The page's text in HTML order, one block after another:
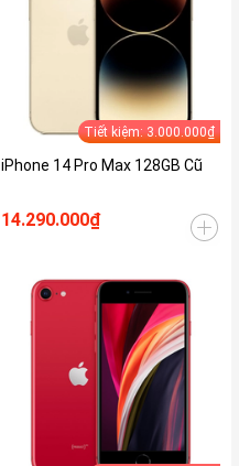
Tiết kiệm: 3.000.000₫
iPhone 14 Pro Max 128GB Cũ
14.290.000₫